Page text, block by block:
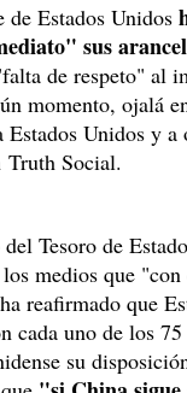
Estados Unidos
sus
de respeto" al
momento, ojalá
Estados Unidos y
Truth Social.
Tesoro de
medios que
reafirmado que
cada uno de los
su